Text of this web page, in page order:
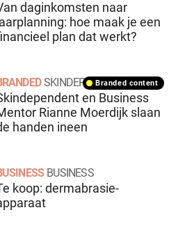
daginkomsten naar
hoe maak je een
plan dat werkt?
branded content
SKINDEPENDENT
en Business
Rianne Moerdijk slaan
handen ineen
BUSINESS
koop: dermabrasie-